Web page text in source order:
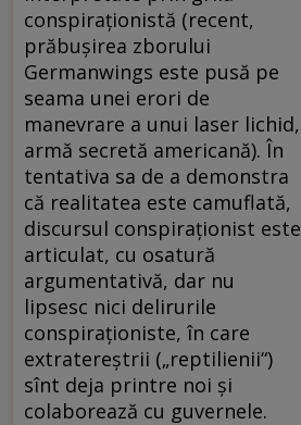
conspiraţionistă (recent,
prăbuşirea zborului
Germanwings este pusă pe
seama unei erori de
manevrare a unui laser lichid,
armă secretă americană). În
tentativa sa de a demonstra
că realitatea este camuflată,
discursul conspiraţionist este
articulat, cu osatură
argumentativă, dar nu
lipsesc nici delirurile
conspiraţioniste, în care
extratereştrii („reptilienii“)
sînt deja printre noi şi
colaborează cu guvernele.